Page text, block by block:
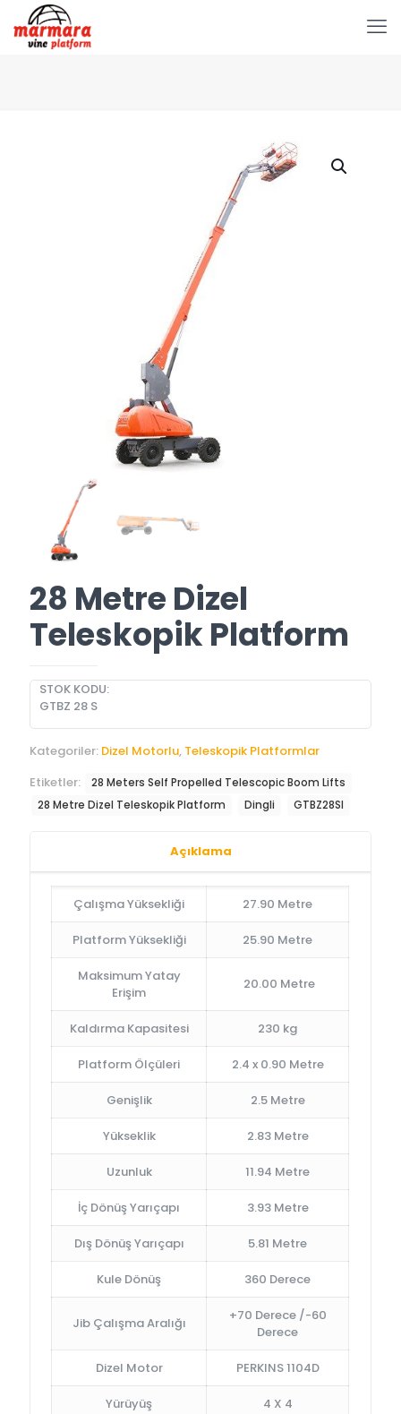
28 Metre Dizel
Teleskopik Platform
STOK KODU:
GTBZ 28 S
Kategoriler: Dizel Motorlu, Teleskopik Platformlar
Etiketler:
28 Meters Self Propelled Telescopic Boom Lifts
28 Metre Dizel Teleskopik Platform
Dingli GTBZ28SI
Açıklama
Çalışma Yüksekliği 27.90 Metre
Platform Yüksekliği 25.90 Metre
Maksimum Yatay
Erişim
20.00 Metre
Kaldırma Kapasitesi 230 kg
Platform Ölçüleri 2.4 x 0.90 Metre
Genişlik 2.5 Metre
Yükseklik 2.83 Metre
Uzunluk 11.94 Metre
İç Dönüş Yarıçapı 3.93 Metre
Dış Dönüş Yarıçapı 5.81 Metre
Kule Dönüş 360 Derece
Jib Çalışma Aralığı
+70 Derece /-60
Derece
Dizel Motor PERKINS 1104D
Yürüyüş 4 X 4